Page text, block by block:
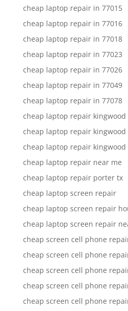
cheap laptop repair in 77015
cheap laptop repair in 77016
cheap laptop repair in 77018
cheap laptop repair in 77023
cheap laptop repair in 77026
cheap laptop repair in 77049
cheap laptop repair in 77078
cheap laptop repair kingwood
cheap laptop repair kingwood
cheap laptop repair kingwood
cheap laptop repair near me
cheap laptop repair porter tx
cheap laptop screen repair
cheap laptop screen repair
cheap laptop screen repair
cheap screen cell phone
cheap screen cell phone
cheap screen cell phone
cheap screen cell phone
cheap screen cell phone